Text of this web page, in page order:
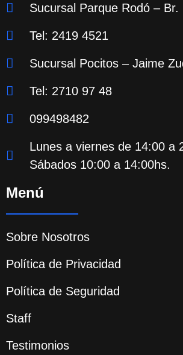
Sucursal Parque Rodó – Br.
Tel: 2419 4521
Sucursal Pocitos – Jaime
Tel: 2710 97 48
099498482
Lunes a viernes de 14:00 a
Sábados 10:00 a 14:00hs.
Menú
Sobre Nosotros
Política de Privacidad
Política de Seguridad
Staff
Testimonios